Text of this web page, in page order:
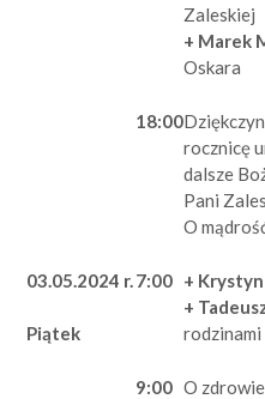
Zaleskiej
+ Marek
Oskara
18:00
rocznicę
dalsze
Pani
O
03.05.2024 r.
Piątek
7:00 +
+
rodzinami
9:00 O